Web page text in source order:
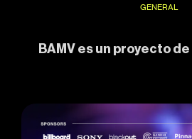
GENERAL
BAMV es un proyecto de